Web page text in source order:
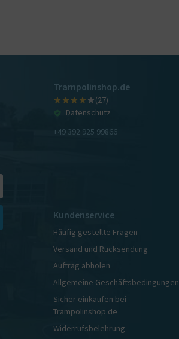
Trampolinshop.de
(27)
Datenschutz
+49 392 925 99866
Kundenservice
Häufig gestellte Fragen
Versand und Rücksendung
Auftrag abholen
Allgemeine Geschäftsbedingungen
Sicher einkaufen bei
Trampolinshop.de
Widerrufsbelehrung